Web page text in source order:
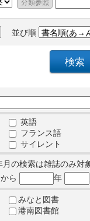
並び順
英語
フランス語
サイレント
の検索は雑誌のみ対
ら 年
みなと図書
港南図書館